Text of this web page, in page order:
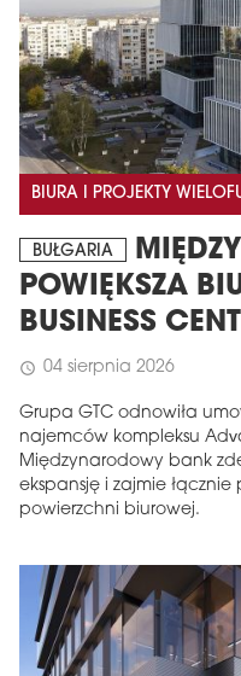
BIURA I PROJEKTY
BUŁGARIA
POWIĘKSZA
BUSINESS
schedule 04 sierpnia 2026
Grupa GTC odnowiła
najemców kompleksu
Międzynarodowy bank
ekspansję i zajmie
powierzchni biurowej.